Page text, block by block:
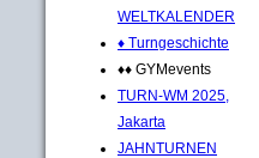
WELTKALENDER
♦ Turngeschichte
♦♦ GYMevents
TURN-WM 2025,
Jakarta
JAHNTURNEN